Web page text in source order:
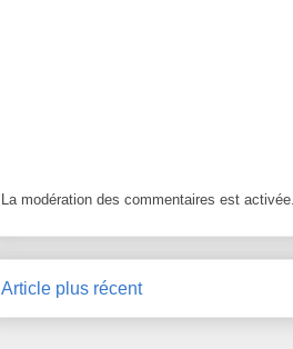
La modération des commentaires est
Article plus récent